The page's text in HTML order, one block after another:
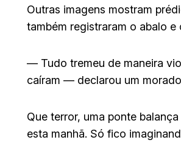
Outras imagens mostram
também registraram o abalo
— Tudo tremeu de maneira
caíram — declarou um
Que terror, uma ponte
esta manhã. Só fico